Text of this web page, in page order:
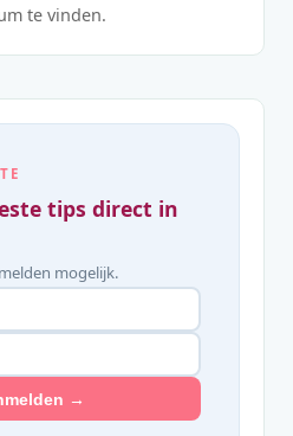
te vinden.
tips direct in
mogelijk.
→